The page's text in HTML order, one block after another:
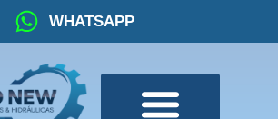
WHATSAPP